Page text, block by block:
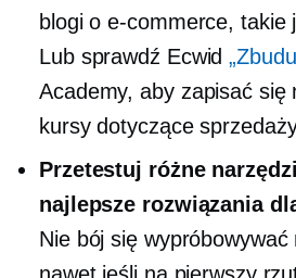
blogi o e-commerce, takie
Lub sprawdź Ecwid
Academy, aby zapisać się
kursy dotyczące
Przetestuj różne
najlepsze rozwiązania
Nie bój się